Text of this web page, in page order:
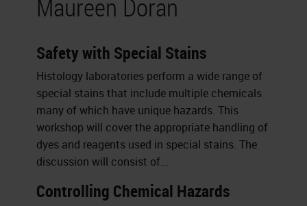
Maureen Doran
Safety with Special Stains
Histology laboratories perform a wide range of
special stains that include multiple chemicals
many of which have unique hazards. This
workshop will cover the appropriate handling of
dyes and reagents used in special stains. The
discussion will consist of...
Controlling Chemical Hazards